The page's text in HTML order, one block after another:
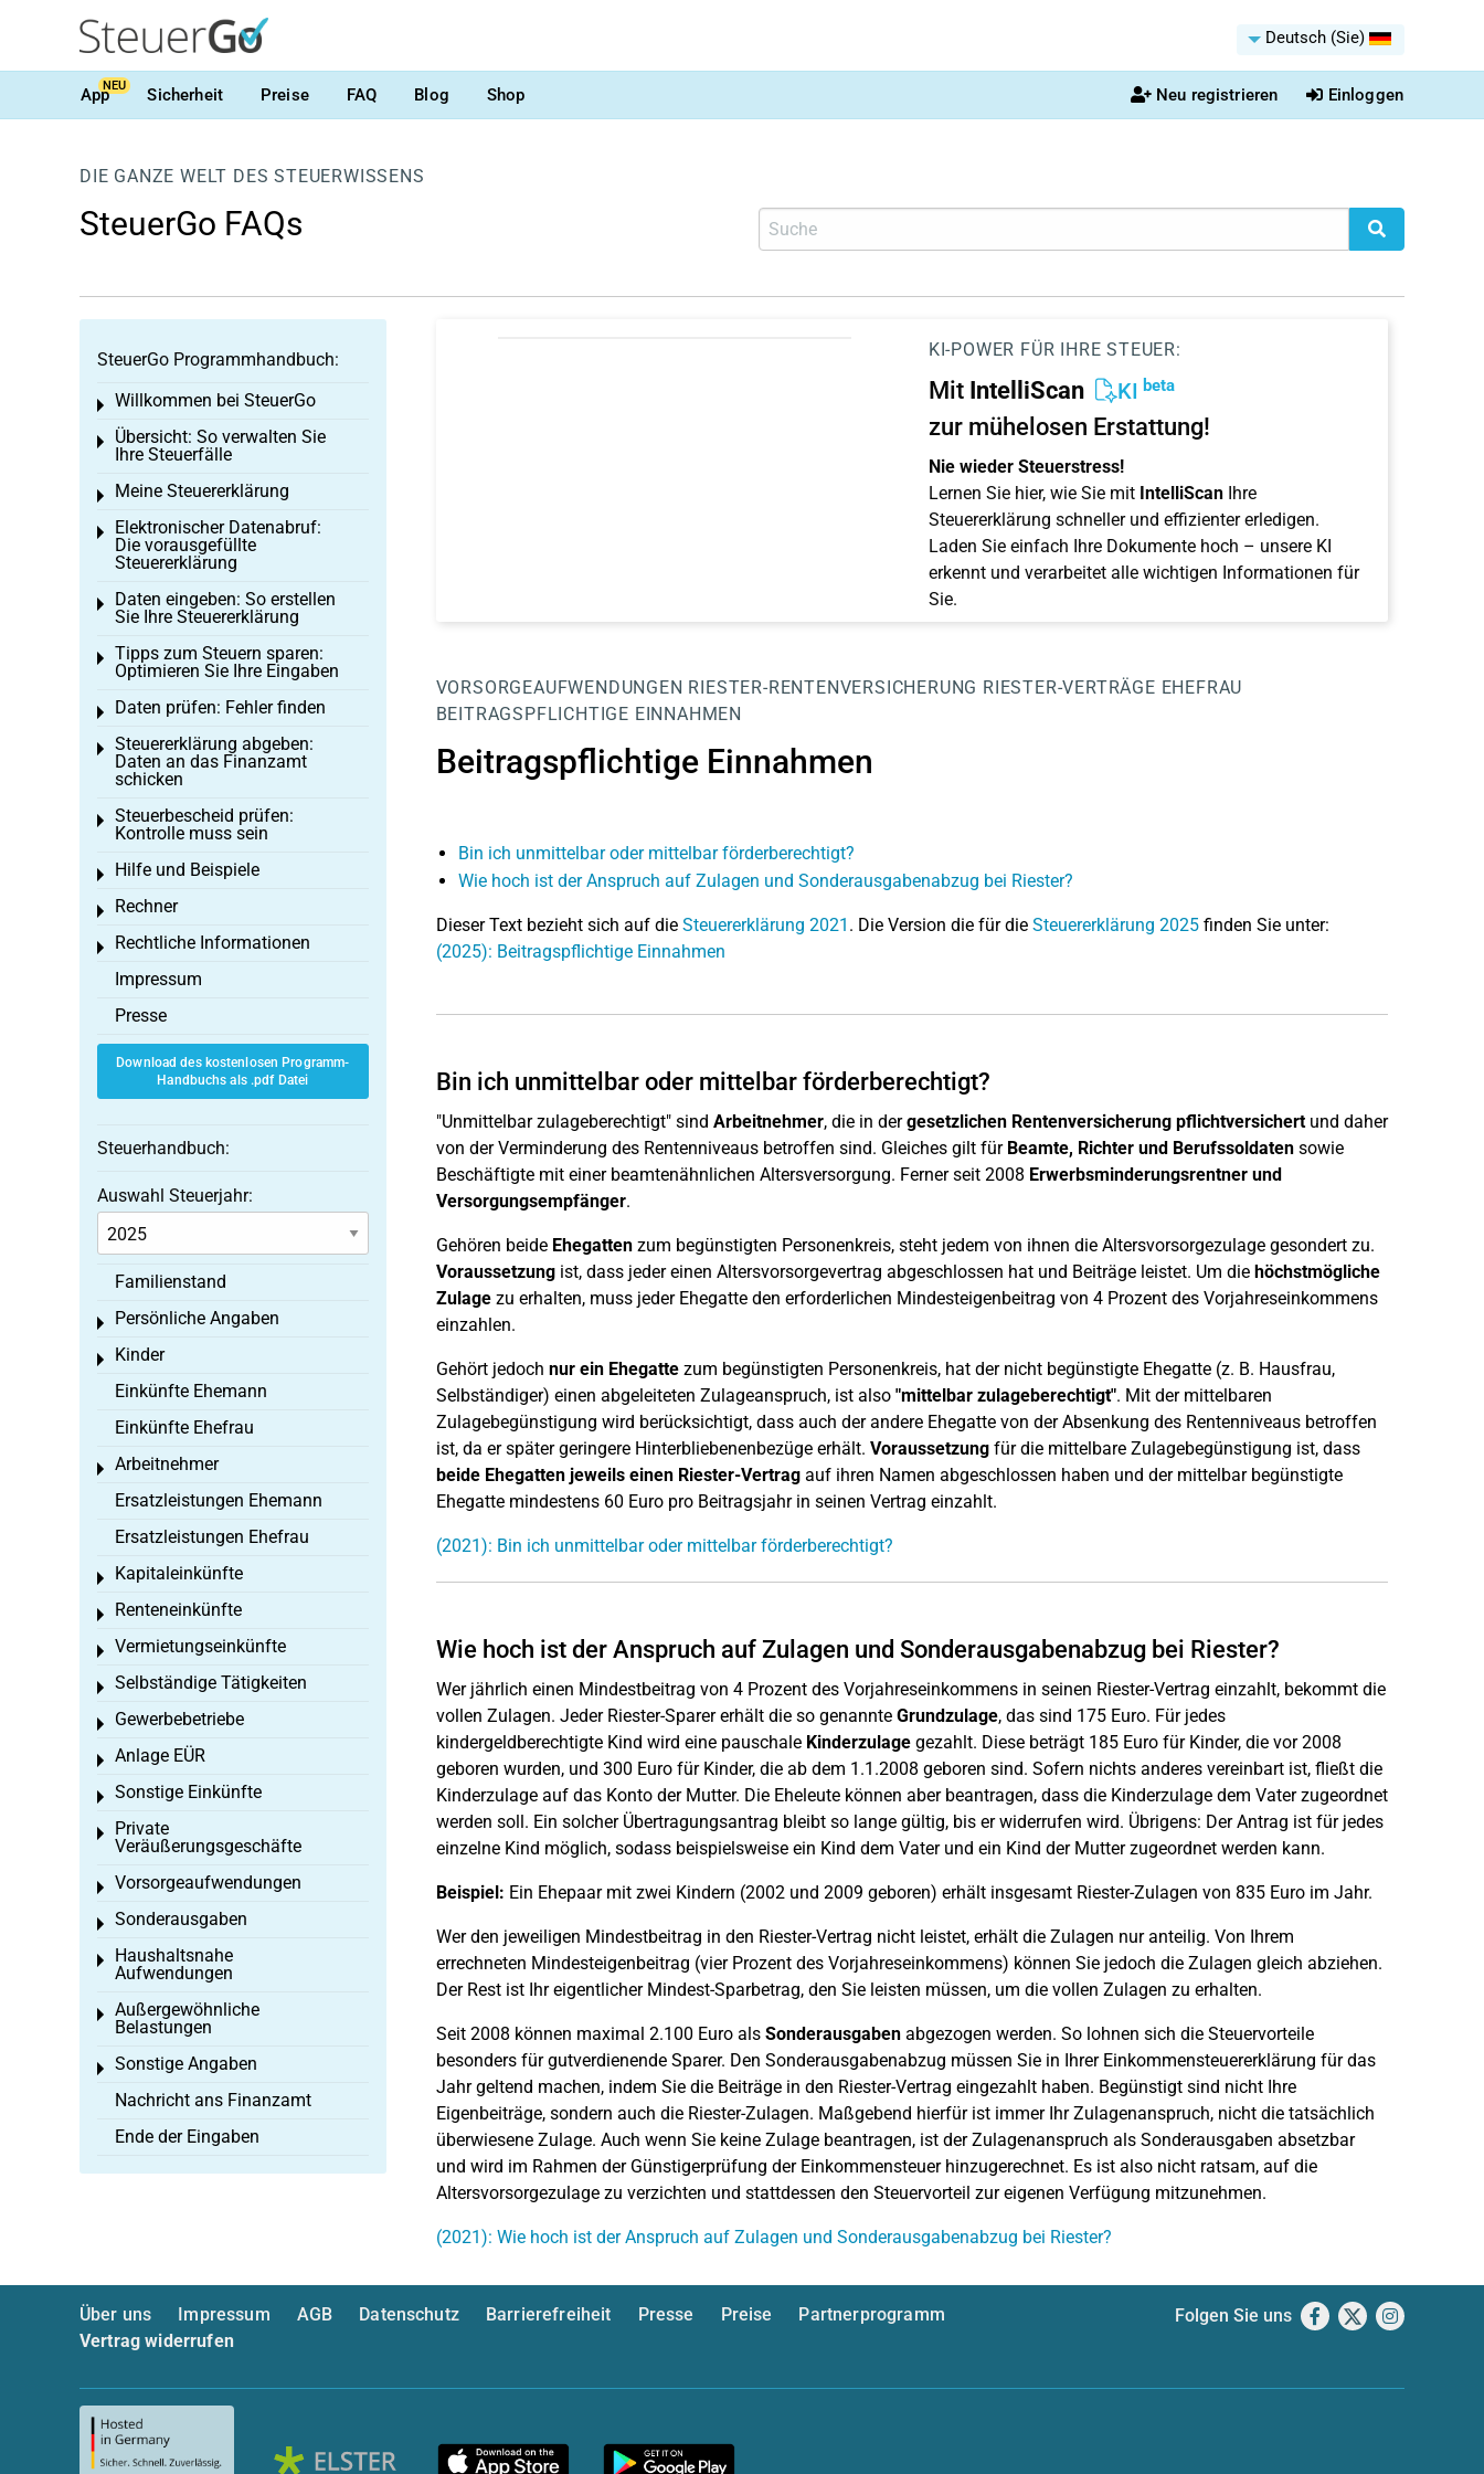
Deutsch (Sie)
AppNEU Sicherheit Preise FAQ Blog Shop Neu registrieren Einloggen
DIE GANZE WELT DES STEUERWISSENS
SteuerGo FAQs
KI-POWER FÜR IHRE STEUER:
Mit IntelliScan KI beta
zur mühelosen Erstattung!
Nie wieder Steuerstress!
Lernen Sie hier, wie Sie mit IntelliScanIhre
Steuererklärung schneller und effizienter erledigen.
Laden Sie einfach Ihre Dokumente hoch – unsere KI
erkennt und verarbeitet alle wichtigen Informationen für
Sie.
VORSORGEAUFWENDUNGEN RIESTER-RENTENVERSICHERUNG RIESTER-VERTRÄGE EHEFRAU
BEITRAGSPFLICHTIGE EINNAHMEN
Beitragspflichtige Einnahmen
Bin ich unmittelbar oder mittelbar förderberechtigt?
Wie hoch ist der Anspruch auf Zulagen und Sonderausgabenabzug bei Riester?
Dieser Text bezieht sich auf die Steuererklärung 2021 . Die Version die für die Steuererklärung 2025finden Sie unter:
(2025): Beitragspflichtige Einnahmen
Bin ich unmittelbar oder mittelbar förderberechtigt?
"Unmittelbar zulageberechtigt" sind Arbeitnehmer, die in dergesetzlichen Rentenversicherung pflichtversichertund daher
von der Verminderung des Rentenniveaus betroffen sind. Gleiches gilt fürBeamte, Richter und Berufssoldatensowie
Beschäftigte mit einer beamtenähnlichen Altersversorgung. Ferner seit 2008 Erwerbsminderungsrentner und
Versorgungsempfänger.
Gehören beide Ehegattenzum begünstigten Personenkreis, steht jedem von ihnen die Altersvorsorgezulage gesondert zu.
Voraussetzungist, dass jeder einen Altersvorsorgevertrag abgeschlossen hat und Beiträge leistet. Um die höchstmögliche
Zulagezu erhalten, muss jeder Ehegatte den erforderlichen Mindesteigenbeitrag von 4 Prozent des Vorjahreseinkommens
einzahlen.
Gehört jedoch nur ein Ehegattezum begünstigten Personenkreis, hat der nicht begünstigte Ehegatte (z. B. Hausfrau,
Selbständiger) einen abgeleiteten Zulageanspruch, ist also "mittelbar zulageberechtigt". Mit der mittelbaren
Zulagebegünstigung wird berücksichtigt, dass auch der andere Ehegatte von der Absenkung des Rentenniveaus betroffen
ist, da er später geringere Hinterbliebenenbezüge erhält. Voraussetzungfür die mittelbare Zulagebegünstigung ist, dass
beide Ehegatten jeweils einen Riester-Vertragauf ihren Namen abgeschlossen haben und der mittelbar begünstigte
Ehegatte mindestens 60 Euro pro Beitragsjahr in seinen Vertrag einzahlt.
(2021): Bin ich unmittelbar oder mittelbar förderberechtigt?
Wie hoch ist der Anspruch auf Zulagen und Sonderausgabenabzug bei Riester?
Wer jährlich einen Mindestbeitrag von 4 Prozent des Vorjahreseinkommens in seinen Riester-Vertrag einzahlt, bekommt die
vollen Zulagen. Jeder Riester-Sparer erhält die so genannte Grundzulage, das sind 175 Euro. Für jedes
kindergeldberechtigte Kind wird eine pauschale Kinderzulagegezahlt. Diese beträgt 185 Euro für Kinder, die vor 2008
geboren wurden, und 300 Euro für Kinder, die ab dem 1.1.2008 geboren sind. Sofern nichts anderes vereinbart ist, fließt die
Kinderzulage auf das Konto der Mutter. Die Eheleute können aber beantragen, dass die Kinderzulage dem Vater zugeordnet
werden soll. Ein solcher Übertragungsantrag bleibt so lange gültig, bis er widerrufen wird. Übrigens: Der Antrag ist für jedes
einzelne Kind möglich, sodass beispielsweise ein Kind dem Vater und ein Kind der Mutter zugeordnet werden kann.
Beispiel: Ein Ehepaar mit zwei Kindern (2002 und 2009 geboren) erhält insgesamt Riester-Zulagen von 835 Euro im Jahr.
Wer den jeweiligen Mindestbeitrag in den Riester-Vertrag nicht leistet, erhält die Zulagen nur anteilig. Von Ihrem
errechneten Mindesteigenbeitrag (vier Prozent des Vorjahreseinkommens) können Sie jedoch die Zulagen gleich abziehen.
Der Rest ist Ihr eigentlicher Mindest-Sparbetrag, den Sie leisten müssen, um die vollen Zulagen zu erhalten.
Seit 2008 können maximal 2.100 Euro als Sonderausgabenabgezogen werden. So lohnen sich die Steuervorteile
besonders für gutverdienende Sparer. Den Sonderausgabenabzug müssen Sie in Ihrer Einkommensteuererklärung für das
Jahr geltend machen, indem Sie die Beiträge in den Riester-Vertrag eingezahlt haben. Begünstigt sind nicht Ihre
Eigenbeiträge, sondern auch die Riester-Zulagen. Maßgebend hierfür ist immer Ihr Zulagenanspruch, nicht die tatsächlich
überwiesene Zulage. Auch wenn Sie keine Zulage beantragen, ist der Zulagenanspruch als Sonderausgaben absetzbar
und wird im Rahmen der Günstigerprüfung der Einkommensteuer hinzugerechnet. Es ist also nicht ratsam, auf die
Altersvorsorgezulage zu verzichten und stattdessen den Steuervorteil zur eigenen Verfügung mitzunehmen.
(2021): Wie hoch ist der Anspruch auf Zulagen und Sonderausgabenabzug bei Riester?
SteuerGo Programmhandbuch:
Willkommen bei SteuerGo
Toggle menu
Übersicht: So verwalten Sie
Ihre Steuerfälle
Toggle menu
Meine Steuererklärung
Toggle menu
Elektronischer Datenabruf:
Die vorausgefüllte
Steuererklärung
Toggle menu
Daten eingeben: So erstellen
Sie Ihre Steuererklärung
Toggle menu
Tipps zum Steuern sparen:
Optimieren Sie Ihre Eingaben
Toggle menu
Daten prüfen: Fehler finden
Toggle menu
Steuererklärung abgeben:
Daten an das Finanzamt
schicken
Toggle menu
Steuerbescheid prüfen:
Kontrolle muss sein
Toggle menu
Hilfe und Beispiele
Toggle menu
Rechner
Toggle menu
Rechtliche Informationen
Toggle menu
Impressum
Presse
Download des kostenlosen Programm-
Handbuchs als .pdf Datei
Steuerhandbuch:
Auswahl Steuerjahr:
Familienstand
Persönliche Angaben
Toggle menu
Kinder
Toggle menu
Einkünfte Ehemann
Einkünfte Ehefrau
Arbeitnehmer
Toggle menu
Ersatzleistungen Ehemann
Ersatzleistungen Ehefrau
Kapitaleinkünfte
Toggle menu
Renteneinkünfte
Toggle menu
Vermietungseinkünfte
Toggle menu
Selbständige Tätigkeiten
Toggle menu
Gewerbebetriebe
Toggle menu
Anlage EÜR
Toggle menu
Sonstige Einkünfte
Toggle menu
Private
Veräußerungsgeschäfte
Toggle menu
Vorsorgeaufwendungen
Toggle menu
Sonderausgaben
Toggle menu
Haushaltsnahe
Aufwendungen
Toggle menu
Außergewöhnliche
Belastungen
Toggle menu
Sonstige Angaben
Toggle menu
Nachricht ans Finanzamt
Ende der Eingaben
Über uns Impressum AGB Datenschutz Barrierefreiheit Presse Preise
Partnerprogramm
Vertrag widerrufen
Folgen Sie uns Facebook
X Instagram